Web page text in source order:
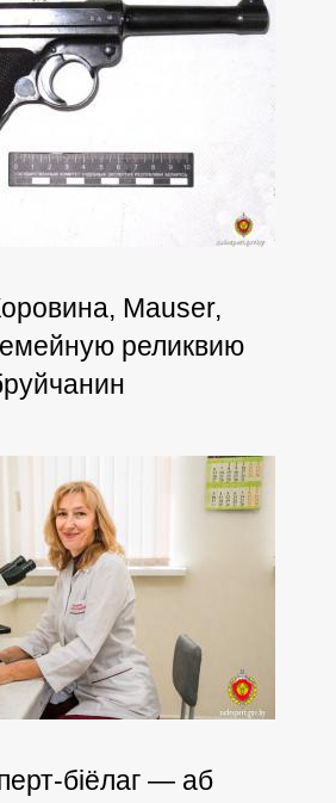
Mauser,
реликвию
біёлаг — аб